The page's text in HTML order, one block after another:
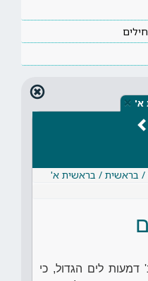
א' ×
/ בראשית / בראשית א'
דמעות לים הגדול, כי